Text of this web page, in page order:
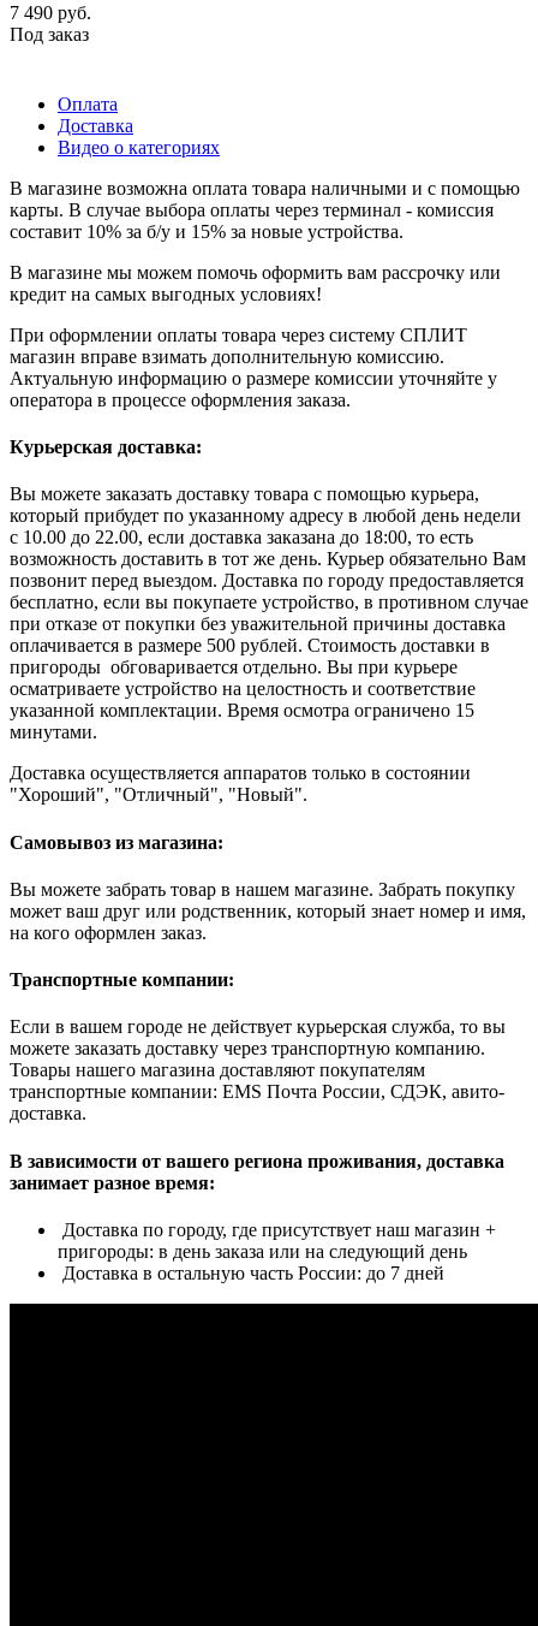
7 490 руб.
Под заказ
Оплата
Доставка
Видео о категориях
В магазине возможна оплата товара наличными и с помощью
карты. В случае выбора оплаты через терминал - комиссия
составит 10% за б/у и 15% за новые устройства.
В магазине мы можем помочь оформить вам рассрочку или
кредит на самых выгодных условиях!
При оформлении оплаты товара через систему СПЛИТ
магазин вправе взимать дополнительную комиссию.
Актуальную информацию о размере комиссии уточняйте у
оператора в процессе оформления заказа.
Курьерская доставка:
Вы можете заказать доставку товара с помощью курьера,
который прибудет по указанному адресу в любой день недели
с 10.00 до 22.00, если доставка заказана до 18:00, то есть
возможность доставить в тот же день. Курьер обязательно Вам
позвонит перед выездом. Доставка по городу предоставляется
бесплатно, если вы покупаете устройство, в противном случае
при отказе от покупки без уважительной причины доставка
оплачивается в размере 500 рублей. Стоимость доставки в
пригороды обговаривается отдельно. Вы при курьере
осматриваете устройство на целостность и соответствие
указанной комплектации. Время осмотра ограничено 15
минутами.
Доставка осуществляется аппаратов только в состоянии
"Хороший", "Отличный", "Новый".
Самовывоз из магазина:
Вы можете забрать товар в нашем магазине. Забрать покупку
может ваш друг или родственник, который знает номер и имя,
на кого оформлен заказ.
Транспортные компании:
Если в вашем городе не действует курьерская служба, то вы
можете заказать доставку через транспортную компанию.
Товары нашего магазина доставляют покупателям
транспортные компании: EMS Почта России, СДЭК, авито-
доставка.
В зависимости от вашего региона проживания, доставка
занимает разное время:
Доставка по городу, где присутствует наш магазин +
пригороды: в день заказа или на следующий день
Доставка в остальную часть России: до 7 дней